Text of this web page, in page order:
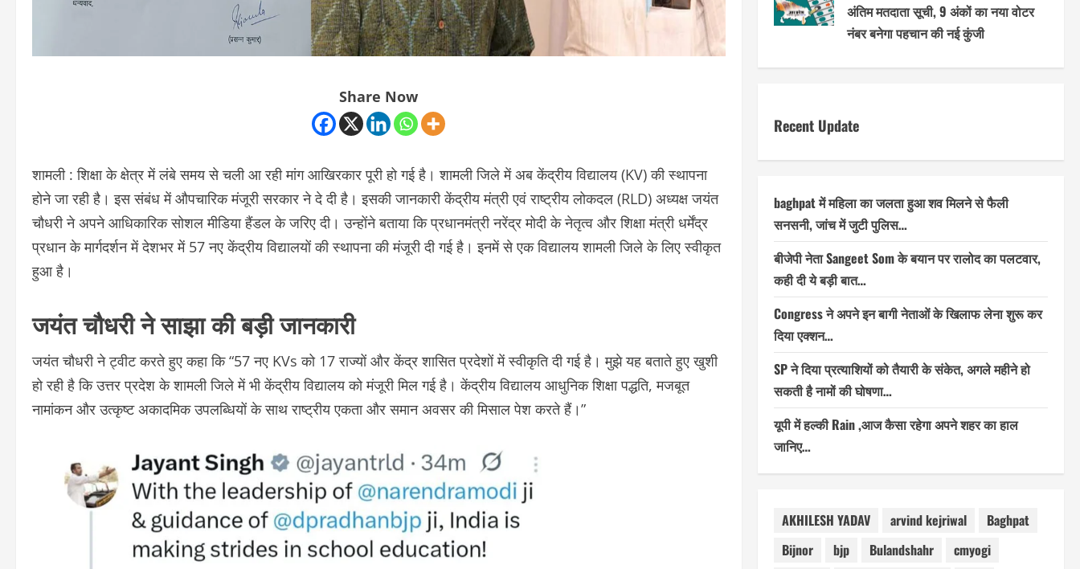
Share Now
शामली : शिक्षा के क्षेत्र में लंबे समय से चली आ रही मांग आखिरकार पूरी हो गई है। शामली जिले में अब केंद्रीय विद्यालय (KV) की स्थापना
होने जा रही है। इस संबंध में औपचारिक मंजूरी सरकार ने दे दी है। इसकी जानकारी केंद्रीय मंत्री एवं राष्ट्रीय लोकदल (RLD) अध्यक्ष जयंत
चौधरी ने अपने आधिकारिक सोशल मीडिया हैंडल के जरिए दी। उन्होंने बताया कि प्रधानमंत्री नरेंद्र मोदी के नेतृत्व और शिक्षा मंत्री धर्मेंद्र
प्रधान के मार्गदर्शन में देशभर में 57 नए केंद्रीय विद्यालयों की स्थापना की मंजूरी दी गई है। इनमें से एक विद्यालय शामली जिले के लिए स्वीकृत
हुआ है।
जयंत चौधरी ने साझा की बड़ी जानकारी
जयंत चौधरी ने ट्वीट करते हुए कहा कि “57 नए KVs को 17 राज्यों और केंद्र शासित प्रदेशों में स्वीकृति दी गई है। मुझे यह बताते हुए खुशी
हो रही है कि उत्तर प्रदेश के शामली जिले में भी केंद्रीय विद्यालय को मंजूरी मिल गई है। केंद्रीय विद्यालय आधुनिक शिक्षा पद्धति, मजबूत
नामांकन और उत्कृष्ट अकादमिक उपलब्धियों के साथ राष्ट्रीय एकता और समान अवसर की मिसाल पेश करते हैं।”
अंतिम मतदाता सूची, 9 अंकों का नया वोटर
नंबर बनेगा पहचान की नई कुंजी
Recent Update
baghpat में महिला का जलता हुआ शव मिलने से फैली
सनसनी, जांच में जुटी पुलिस…
बीजेपी नेता Sangeet Som के बयान पर रालोद का पलटवार,
कही दी ये बड़ी बात…
Congress ने अपने इन बागी नेताओं के खिलाफ लेना शुरू कर
दिया एक्शन…
SP ने दिया प्रत्याशियों को तैयारी के संकेत, अगले महीने हो
सकती है नामों की घोषणा…
यूपी में हल्की Rain ,आज कैसा रहेगा अपने शहर का हाल
जानिए…
AKHILESH YADAV arvind kejriwal
Baghpat
Bijnor
bjp Bulandshahr
cmyogi